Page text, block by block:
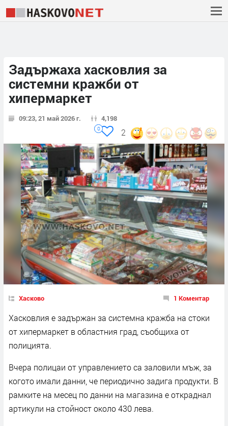
Задържаха хасковлия за
системни кражби от
хипермаркет
09:23, 21 май 2026 г. 4,198
2
0
Хасково 1 Коментар
Хасковлия е задържан за системна кражба на стоки
от хипермаркет в областния град, съобщиха от
полицията.
Вчера полицаи от управлението са заловили мъж, за
когото имали данни, че периодично задига продукти. В
рамките на месец по данни на магазина е откраднал
артикули на стойност около 430 лева.